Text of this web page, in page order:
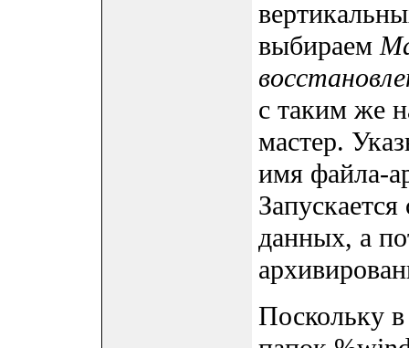
выбираем
с таким же
мастер.
имя файла-
данных, а
Поскольку